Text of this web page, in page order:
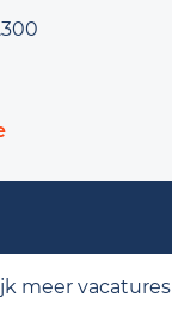
meer vacatures